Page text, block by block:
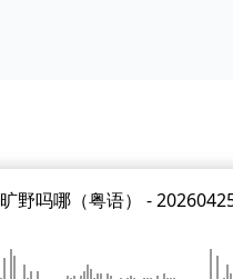
旷野吗哪（粤语） -